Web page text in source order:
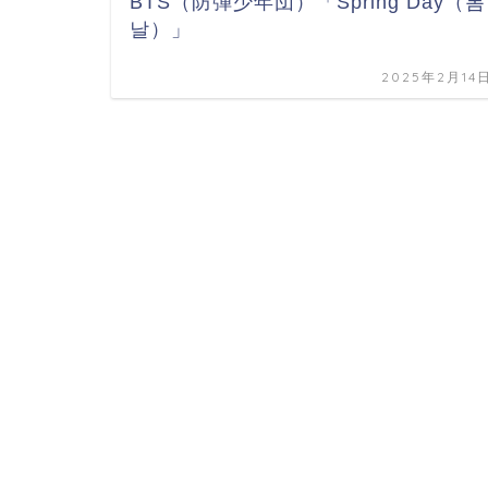
날）」
2025年2月14